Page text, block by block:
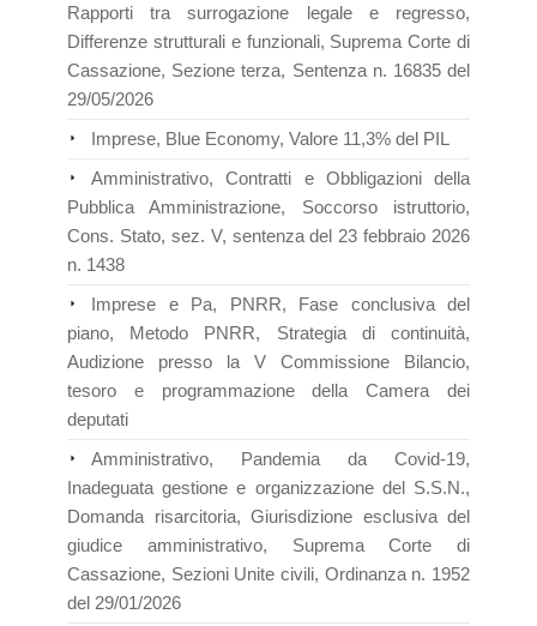
Rapporti tra surrogazione legale e regresso,
Differenze strutturali e funzionali, Suprema Corte di
Cassazione, Sezione terza, Sentenza n. 16835 del
29/05/2026
Imprese, Blue Economy, Valore 11,3% del PIL
Amministrativo, Contratti e Obbligazioni della
Pubblica Amministrazione, Soccorso istruttorio,
Cons. Stato, sez. V, sentenza del 23 febbraio 2026
n. 1438
Imprese e Pa, PNRR, Fase conclusiva del
piano, Metodo PNRR, Strategia di continuità,
Audizione presso la V Commissione Bilancio,
tesoro e programmazione della Camera dei
deputati
Amministrativo, Pandemia da Covid-19,
Inadeguata gestione e organizzazione del S.S.N.,
Domanda risarcitoria, Giurisdizione esclusiva del
giudice amministrativo, Suprema Corte di
Cassazione, Sezioni Unite civili, Ordinanza n. 1952
del 29/01/2026